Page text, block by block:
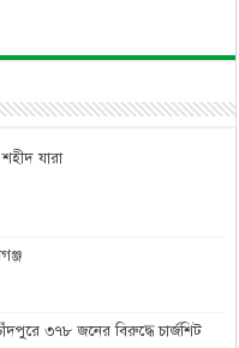
যারা
৩৭৮ জনের বিরুদ্ধে চার্জশিট